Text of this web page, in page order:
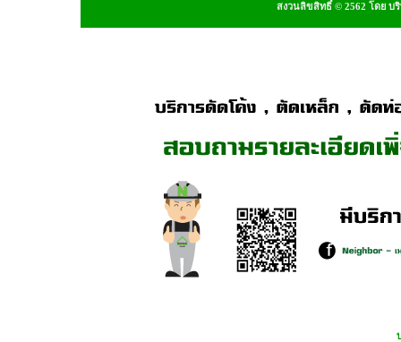
สงวนลิขสิทธิ์ © 2562 โดย บ